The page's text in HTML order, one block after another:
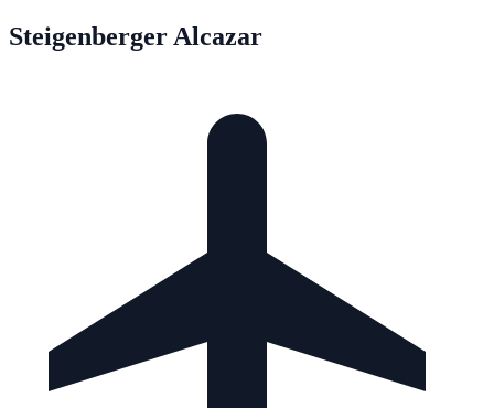
Steigenberger Alcazar